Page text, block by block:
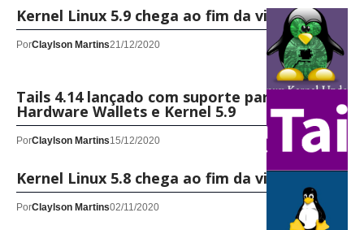
Kernel Linux 5.9 chega ao fim da vida útil
PorClaylson Martins21/12/2020
Tails 4.14 lançado com suporte para Ledger
Hardware Wallets e Kernel 5.9
PorClaylson Martins15/12/2020
Kernel Linux 5.8 chega ao fim da vida útil
PorClaylson Martins02/11/2020